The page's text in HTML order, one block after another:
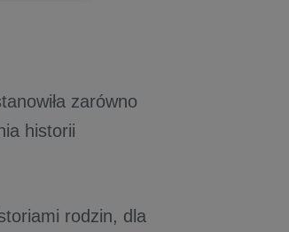
zarówno
historii
rodzin, dla